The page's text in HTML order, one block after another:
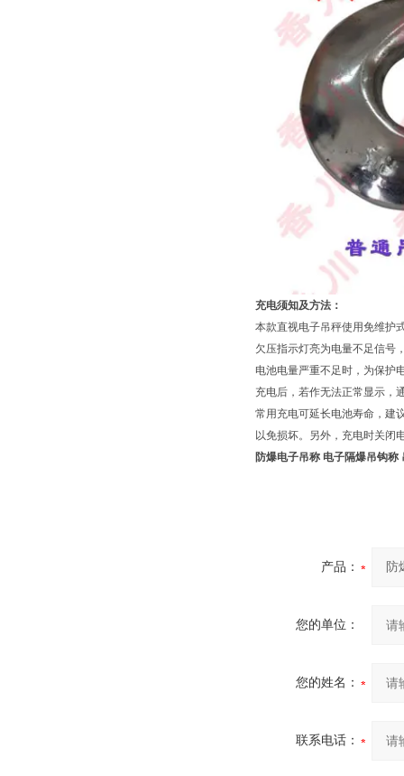
充电须知及方法：
本款直视电子吊秤使用免维护
欠压指示灯亮为电量不足信号
电池电量严重不足时，为保护
充电后，若作无法正常显示，
常用充电可延长电池寿命，建
以免损坏。另外，充电时关闭
防爆电子吊称 电子隔爆吊钩称
产品：
您的单位：
您的姓名：
联系电话：